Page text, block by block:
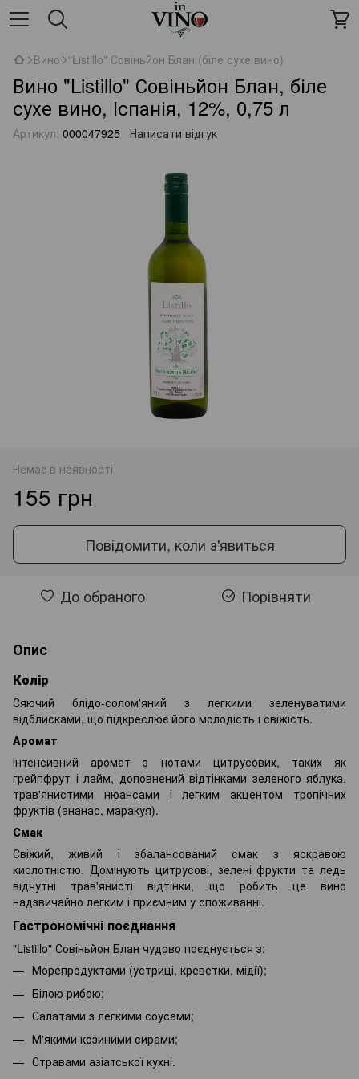
Вино "Listillo" Совіньйон Блан (біле сухе вино)
Вино "Listillo" Совіньйон Блан, біле
сухе вино, Іспанія, 12%, 0,75 л
Артикул: 000047925 Написати відгук
Немає в наявності
155 грн
Повідомити, коли з'явиться
До обраного Порівняти
Опис
Колір
Сяючий блідо-солом'яний з легкими зеленуватими
відблисками, що підкреслює його молодість і свіжість.
Аромат
Інтенсивний аромат з нотами цитрусових, таких як
грейпфрут і лайм, доповнений відтінками зеленого яблука,
трав'янистими нюансами і легким акцентом тропічних
фруктів (ананас, маракуя).
Смак
Свіжий, живий і збалансований смак з яскравою
кислотністю. Домінують цитрусові, зелені фрукти та ледь
відчутні трав'янисті відтінки, що робить це вино
надзвичайно легким і приємним у споживанні.
Гастрономічні поєднання
"Listillo" Совіньйон Блан чудово поєднується з:
Морепродуктами (устриці, креветки, мідії);
Білою рибою;
Салатами з легкими соусами;
М'якими козиними сирами;
Стравами азіатської кухні.